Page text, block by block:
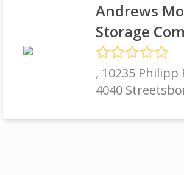
Andrews
Storage
, 10235 Philipp
4040